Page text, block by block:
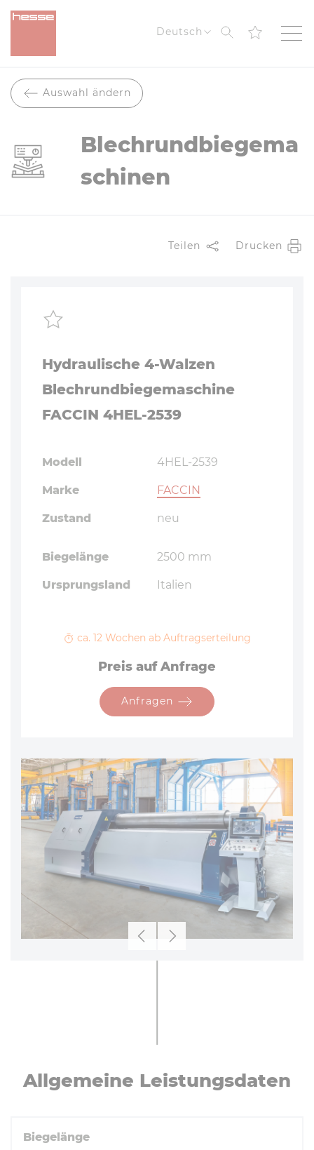
Deutsch Suche
Auswahl ändern
Blechrundbiegema
schinen
Teilen Drucken
ZurückWeiter
Hydraulische 4-Walzen
Blechrundbiegemaschine
FACCIN 4HEL-2539
Modell 4HEL-2539
Marke FACCIN
Zustand neu
Biegelänge 2500 mm
Ursprungsland Italien
ca. 12 Wochen ab Auftragserteilung
Preis auf Anfrage
Anfragen
All­ge­mei­ne Leis­tungs­da­ten
Biegelänge